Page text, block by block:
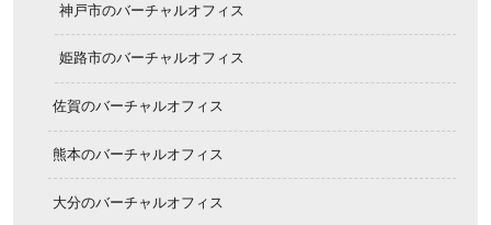
神戸市のバーチャルオフィス
姫路市のバーチャルオフィス
佐賀のバーチャルオフィス
熊本のバーチャルオフィス
大分のバーチャルオフィス